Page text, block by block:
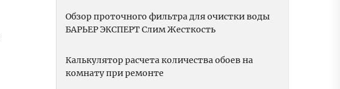
Обзор проточного фильтра для очистки воды
БАРЬЕР ЭКСПЕРТ Слим Жесткость
Калькулятор расчета количества обоев на
комнату при ремонте